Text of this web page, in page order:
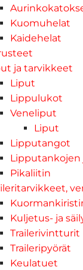
Kuomuhelat
Kaidehelat
ja tarvikkeet
Liput
Lippulukot
Veneliput
Liput
Lipputangot
Lipputankojen
Pikaliitin
Kuljetus- ja
Trailerivintturit
Traileripyörät
Keulatuet